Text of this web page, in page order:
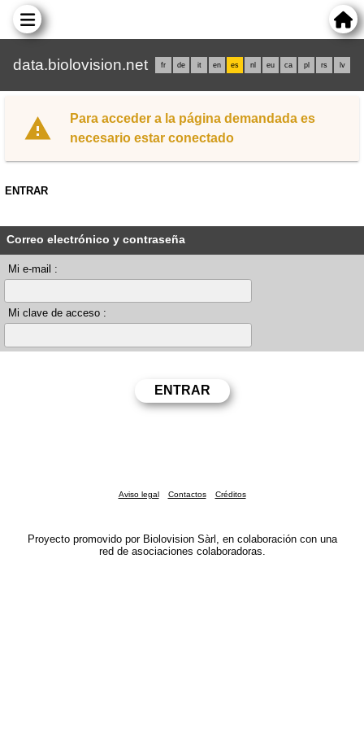
data.biolovision.net fr de it en es nl eu ca pl rs lv
Para acceder a la página demandada es
necesario estar conectado
ENTRAR
Correo electrónico y contraseña
Mi e-mail :
Mi clave de acceso :
Aviso legal Contactos Créditos
Proyecto promovido por Biolovision Sàrl, en colaboración con una
red de asociaciones colaboradoras.